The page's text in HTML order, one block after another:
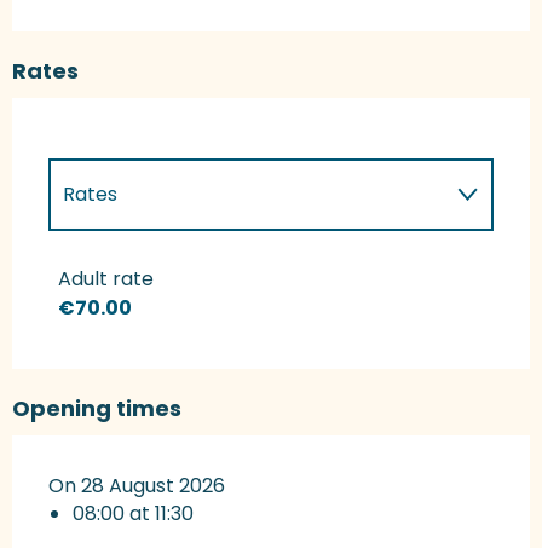
Rates
Rates
Rates 2027
Adult rate
€70.00
Opening times
On 28 August 2026
08:00 at 11:30